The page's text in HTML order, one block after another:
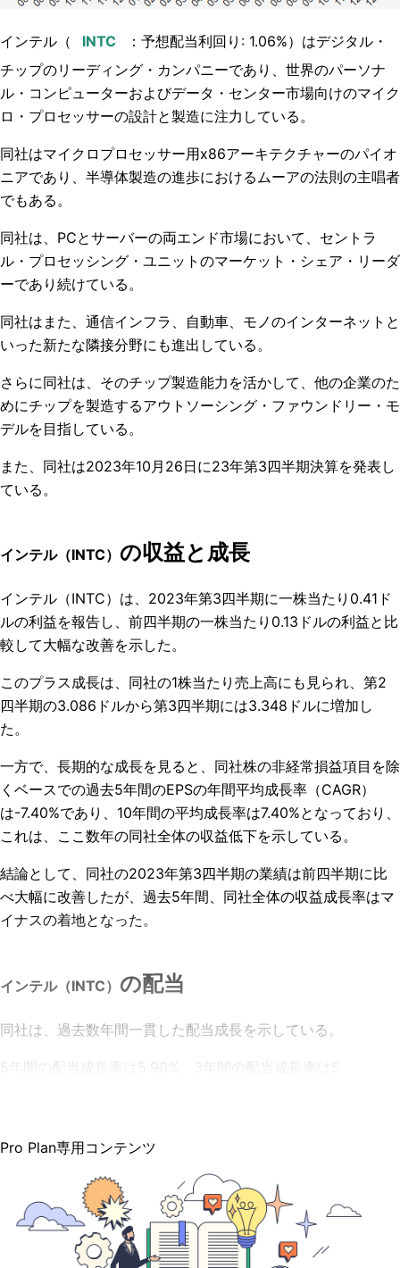
インテル（
：予想配当利回り: 1.06%）はデジタル・
チップのリーディング・カンパニーであり、世界のパーソナ
ル・コンピューターおよびデータ・センター市場向けのマイク
ロ・プロセッサーの設計と製造に注力している。
同社はマイクロプロセッサー用x86アーキテクチャーのパイオ
ニアであり、半導体製造の進歩におけるムーアの法則の主唱者
でもある。
同社は、PCとサーバーの両エンド市場において、セントラ
ル・プロセッシング・ユニットのマーケット・シェア・リーダ
ーであり続けている。
同社はまた、通信インフラ、自動車、モノのインターネットと
いった新たな隣接分野にも進出している。
さらに同社は、そのチップ製造能力を活かして、他の企業のた
めにチップを製造するアウトソーシング・ファウンドリー・モ
デルを目指している。
また、同社は2023年10月26日に23年第3四半期決算を発表し
ている。
インテル（INTC） の収益と成長
インテル（INTC）は、2023年第3四半期に一株当たり0.41ド
ルの利益を報告し、前四半期の一株当たり0.13ドルの利益と比
較して大幅な改善を示した。
このプラス成長は、同社の1株当たり売上高にも見られ、第2
四半期の3.086ドルから第3四半期には3.348ドルに増加し
た。
一方で、長期的な成長を見ると、 同社株の非経常損益項目 を除
くベースでの過去5年間のEPSの年間平均成長率（CAGR）
は-7.40%であり、10年間の平均成長率は7.40%となっており、
これは、ここ数年の同社全体の収益低下を示している。
結論として、同社の2023年第3四半期の業績は前四半期に比
べ大幅に改善したが、過去5年間、同社全体の収益成長率はマ
イナスの着地となった。
インテル（INTC） の配当
同社は、過去数年間一貫した配当成長を示している。
5年間の配当成長率は5.90%、3年間の配当成長率は5
Pro Plan専用コンテンツ